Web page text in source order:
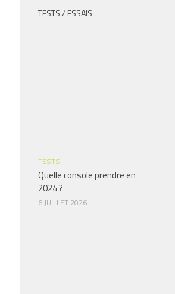
TESTS / ESSAIS
TESTS
Quelle console prendre en
2024 ?
6 JUILLET 2026